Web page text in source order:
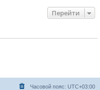
Перейти
Часовой пояс: UTC+03:00